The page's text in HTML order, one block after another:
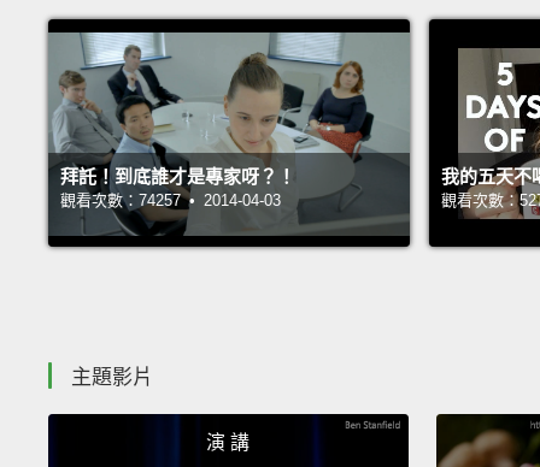
拜託！到底誰才是專家呀？！
觀看次數：74257 • 2014-04-03
我的五天不
觀看次數：
主題影片
演 講